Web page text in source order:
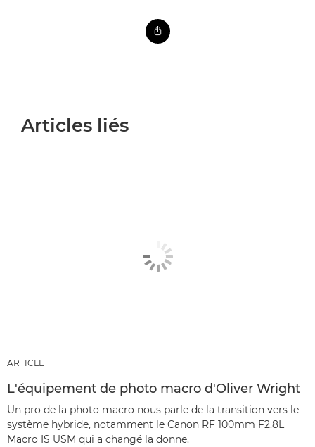
Articles liés
ARTICLE
L'équipement de photo macro d'Oliver Wright
Un pro de la photo macro nous parle de la transition vers le
système hybride, notamment le Canon RF 100mm F2.8L
Macro IS USM qui a changé la donne.